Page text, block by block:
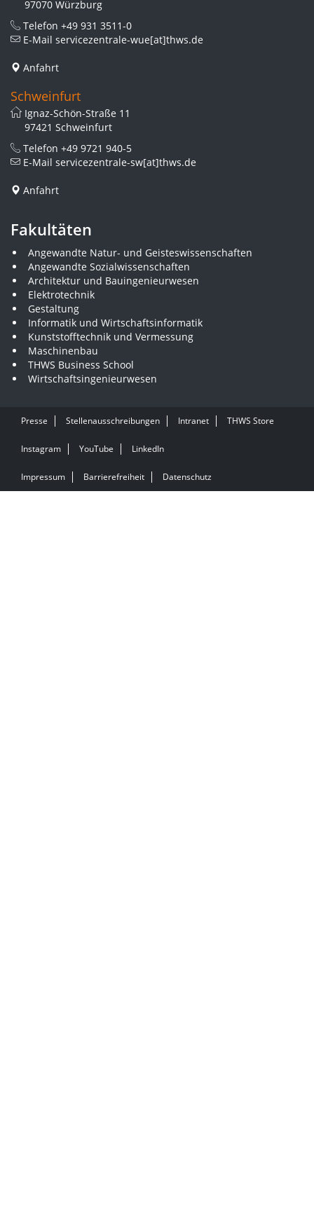
97070 Würzburg
Telefon +49 931 3511-0
E-Mail servicezentrale-wue[at]thws.de
Anfahrt
Schweinfurt
Ignaz-Schön-Straße 11
97421 Schweinfurt
Telefon +49 9721 940-5
E-Mail servicezentrale-sw[at]thws.de
Anfahrt
Fakultäten
Angewandte Natur- und Geisteswissenschaften
Angewandte Sozialwissenschaften
Architektur und Bauingenieurwesen
Elektrotechnik
Gestaltung
Informatik und Wirtschaftsinformatik
Kunststofftechnik und Vermessung
Maschinenbau
THWS Business School
Wirtschaftsingenieurwesen
Presse Stellenausschreibungen Intranet THWS Store
Instagram YouTube LinkedIn
Impressum Barrierefreiheit Datenschutz